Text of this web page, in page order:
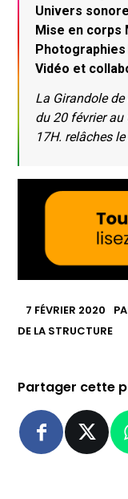
Univers
Mise en corps
Photographies
Vidéo et
La Girandole
du 20 février
17H. relâches
7 FÉVRIER 2020
DE LA STRUCTURE
Partager cette